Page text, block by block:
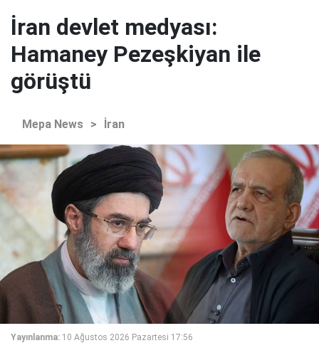
İran devlet medyası:
Hamaney Pezeşkiyan ile
görüştü
Mepa News > İran
Yayınlanma: 10 Ağustos 2026 Pazartesi 17:56